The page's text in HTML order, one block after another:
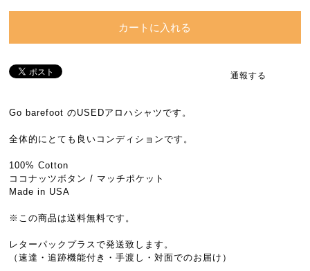
カートに入れる
通報する
Go barefoot のUSEDアロハシャツです。
全体的にとても良いコンディションです。
100% Cotton
ココナッツボタン / マッチポケット
Made in USA
※この商品は送料無料です。
レターパックプラスで発送致します。
（速達・追跡機能付き・手渡し・対面でのお届け）